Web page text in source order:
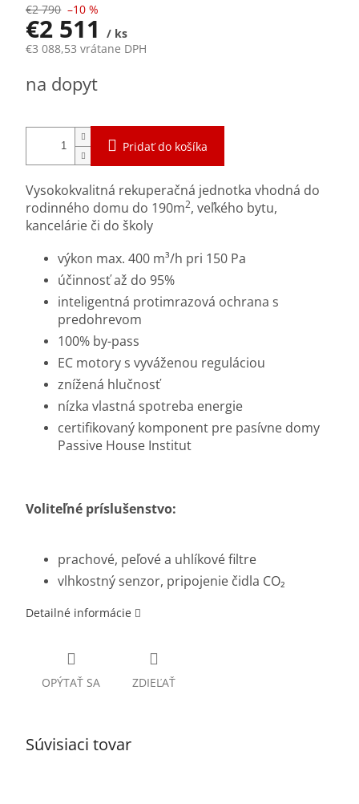
€2 790 –10 %
€2 511/ ks
€3 088,53 vrátane DPH
cena:
na dopyt
Pridať do košíka
Vysokokvalitná rekuperačná jednotka vhodná do
rodinného domu do 190m2, veľkého bytu,
kancelárie či do školy
výkon max. 400 m³/h pri 150 Pa
účinnosť až do 95%
inteligentná protimrazová ochrana s
predohrevom
100% by-pass
EC motory s vyváženou reguláciou
znížená hlučnosť
nízka vlastná spotreba energie
certifikovaný komponent pre pasívne domy
Passive House Institut
Voliteľné príslušenstvo:
prachové, peľové a uhlíkové filtre
vlhkostný senzor, pripojenie čidla CO₂
Detailné informácie
OPÝTAŤ SA ZDIEĽAŤ
Súvisiaci tovar